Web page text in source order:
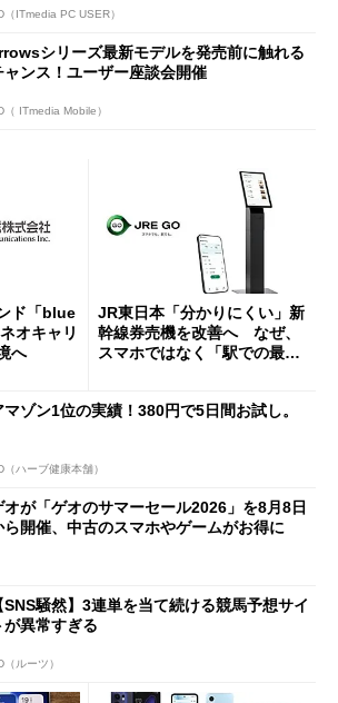
（ITmedia PC USER）
シリーズ最新モデルを発売前に触れる
ャンス！ユーザー座談会開催
（ ITmedia Mobile）
ド「blue
オキャリ
へ
JR東日本「分かりにくい」新
幹線券売機を改善へ なぜ、
スマホではなく「駅での最短
マゾン1位の実績！380円で5日間お試し。
（ハーブ健康本舗）
オが「ゲオのサマーセール2026」を8月8日
ら開催、中古のスマホやゲームがお得に
SNS騒然】3連単を当て続ける競馬予想サイ
が異常すぎる
（ルーツ）